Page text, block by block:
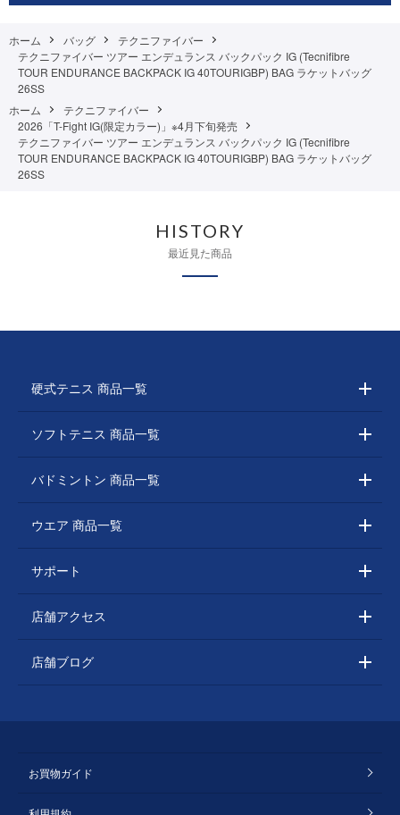
ホーム バッグ
テクニファイバー
テクニファイバー ツアー エンデュランス バックパック IG (Tecnifibre
TOUR ENDURANCE BACKPACK IG 40TOURIGBP) BAG ラケットバッグ
26SS
ホーム
テクニファイバー
2026「T-Fight IG(限定カラー)」※4月下旬発売
テクニファイバー ツアー エンデュランス バックパック IG (Tecnifibre
TOUR ENDURANCE BACKPACK IG 40TOURIGBP) BAG ラケットバッグ
26SS
HISTORY
最近見た商品
硬式テニス 商品一覧
ソフトテニス 商品一覧
バドミントン 商品一覧
ウエア 商品一覧
サポート
店舗アクセス
店舗ブログ
お買物ガイド